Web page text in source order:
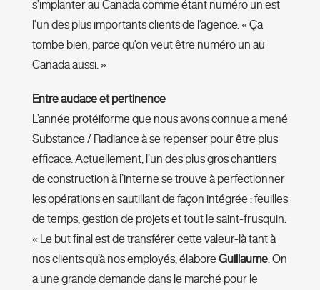
s’implanter au Canada comme étant numéro un est
l’un des plus importants clients de l’agence. « Ça
tombe bien, parce qu’on veut être numéro un au
Canada aussi. »
Entre audace et pertinence
L’année protéiforme que nous avons connue a mené
Substance / Radiance à se repenser pour être plus
efficace. Actuellement, l’un des plus gros chantiers
de construction à l’interne se trouve à perfectionner
les opérations en sautillant de façon intégrée : feuilles
de temps, gestion de projets et tout le saint-frusquin.
« Le but final est de transférer cette valeur-là tant à
nos clients qu’à nos employés, élaboreGuillaume. On
a une grande demande dans le marché pour le